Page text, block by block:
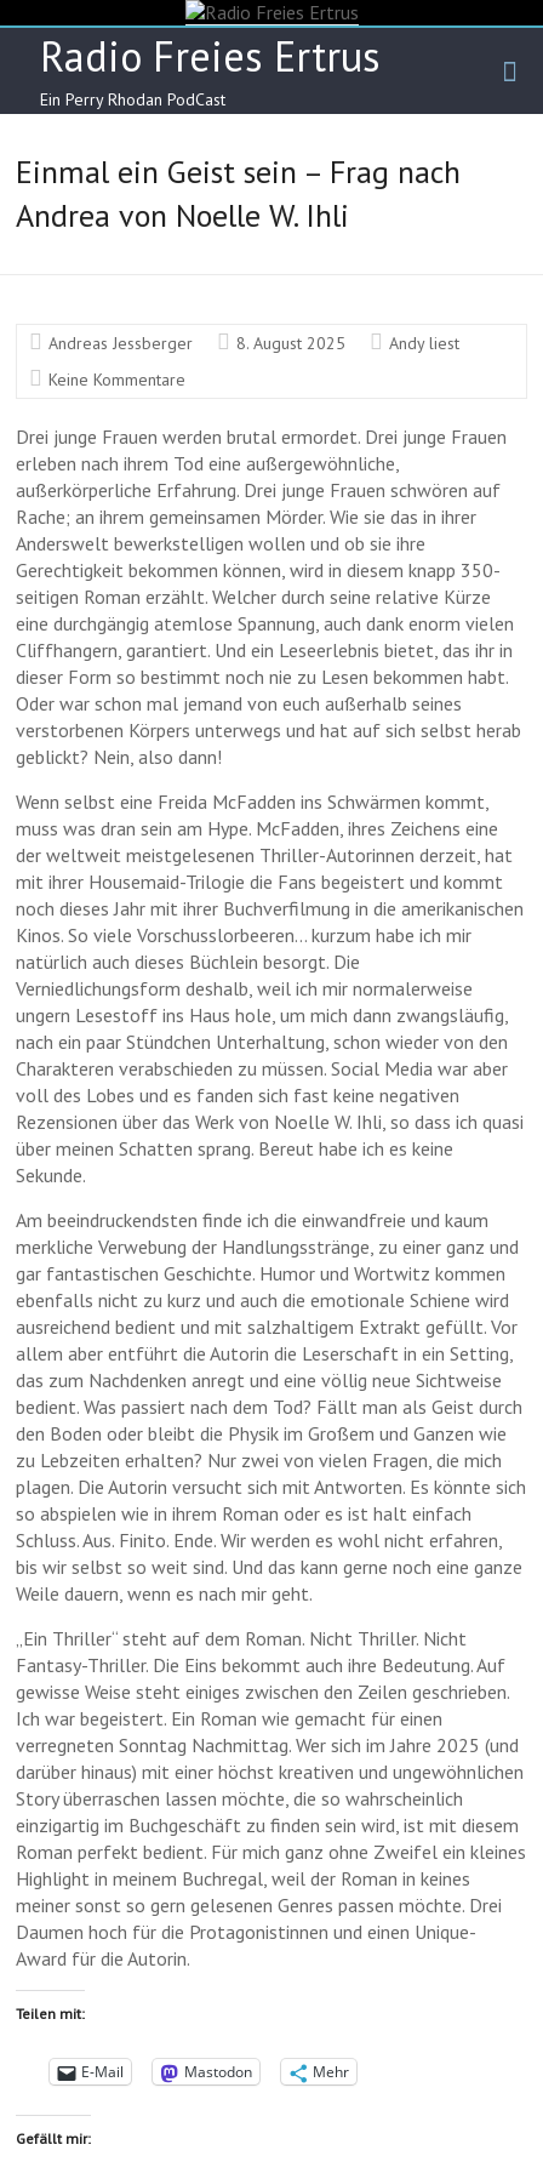
to
contentRadio Freies Ertrus
Ein Perry Rhodan PodCast
Einmal ein Geist sein – Frag nach
Andrea von Noelle W. Ihli
Andreas Jessberger 8. August 2025
Andy liest
Keine Kommentare
Drei junge Frauen werden brutal ermordet. Drei junge Frauen
erleben nach ihrem Tod eine außergewöhnliche,
außerkörperliche Erfahrung. Drei junge Frauen schwören auf
Rache; an ihrem gemeinsamen Mörder. Wie sie das in ihrer
Anderswelt bewerkstelligen wollen und ob sie ihre
Gerechtigkeit bekommen können, wird in diesem knapp 350-
seitigen Roman erzählt. Welcher durch seine relative Kürze
eine durchgängig atemlose Spannung, auch dank enorm vielen
Cliffhangern, garantiert. Und ein Leseerlebnis bietet, das ihr in
dieser Form so bestimmt noch nie zu Lesen bekommen habt.
Oder war schon mal jemand von euch außerhalb seines
verstorbenen Körpers unterwegs und hat auf sich selbst herab
geblickt? Nein, also dann!
Wenn selbst eine Freida McFadden ins Schwärmen kommt,
muss was dran sein am Hype. McFadden, ihres Zeichens eine
der weltweit meistgelesenen Thriller-Autorinnen derzeit, hat
mit ihrer Housemaid-Trilogie die Fans begeistert und kommt
noch dieses Jahr mit ihrer Buchverfilmung in die amerikanischen
Kinos. So viele Vorschusslorbeeren… kurzum habe ich mir
natürlich auch dieses Büchlein besorgt. Die
Verniedlichungsform deshalb, weil ich mir normalerweise
ungern Lesestoff ins Haus hole, um mich dann zwangsläufig,
nach ein paar Stündchen Unterhaltung, schon wieder von den
Charakteren verabschieden zu müssen. Social Media war aber
voll des Lobes und es fanden sich fast keine negativen
Rezensionen über das Werk von Noelle W. Ihli, so dass ich quasi
über meinen Schatten sprang. Bereut habe ich es keine
Sekunde.
Am beeindruckendsten finde ich die einwandfreie und kaum
merkliche Verwebung der Handlungsstränge, zu einer ganz und
gar fantastischen Geschichte. Humor und Wortwitz kommen
ebenfalls nicht zu kurz und auch die emotionale Schiene wird
ausreichend bedient und mit salzhaltigem Extrakt gefüllt. Vor
allem aber entführt die Autorin die Leserschaft in ein Setting,
das zum Nachdenken anregt und eine völlig neue Sichtweise
bedient. Was passiert nach dem Tod? Fällt man als Geist durch
den Boden oder bleibt die Physik im Großem und Ganzen wie
zu Lebzeiten erhalten? Nur zwei von vielen Fragen, die mich
plagen. Die Autorin versucht sich mit Antworten. Es könnte sich
so abspielen wie in ihrem Roman oder es ist halt einfach
Schluss. Aus. Finito. Ende. Wir werden es wohl nicht erfahren,
bis wir selbst so weit sind. Und das kann gerne noch eine ganze
Weile dauern, wenn es nach mir geht.
„Ein Thriller“ steht auf dem Roman. Nicht Thriller. Nicht
Fantasy-Thriller. Die Eins bekommt auch ihre Bedeutung. Auf
gewisse Weise steht einiges zwischen den Zeilen geschrieben.
Ich war begeistert. Ein Roman wie gemacht für einen
verregneten Sonntag Nachmittag. Wer sich im Jahre 2025 (und
darüber hinaus) mit einer höchst kreativen und ungewöhnlichen
Story überraschen lassen möchte, die so wahrscheinlich
einzigartig im Buchgeschäft zu finden sein wird, ist mit diesem
Roman perfekt bedient. Für mich ganz ohne Zweifel ein kleines
Highlight in meinem Buchregal, weil der Roman in keines
meiner sonst so gern gelesenen Genres passen möchte. Drei
Daumen hoch für die Protagonistinnen und einen Unique-
Award für die Autorin.
Teilen mit:
E-Mail Mastodon Mehr
Gefällt mir: